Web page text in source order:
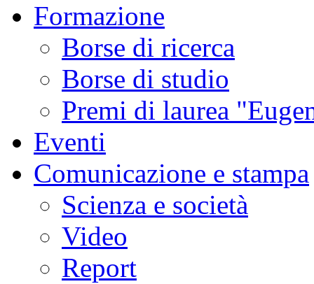
Formazione
Borse di ricerca
Borse di studio
Premi di laurea
Eventi
Comunicazione e stampa
Scienza e società
Video
Report